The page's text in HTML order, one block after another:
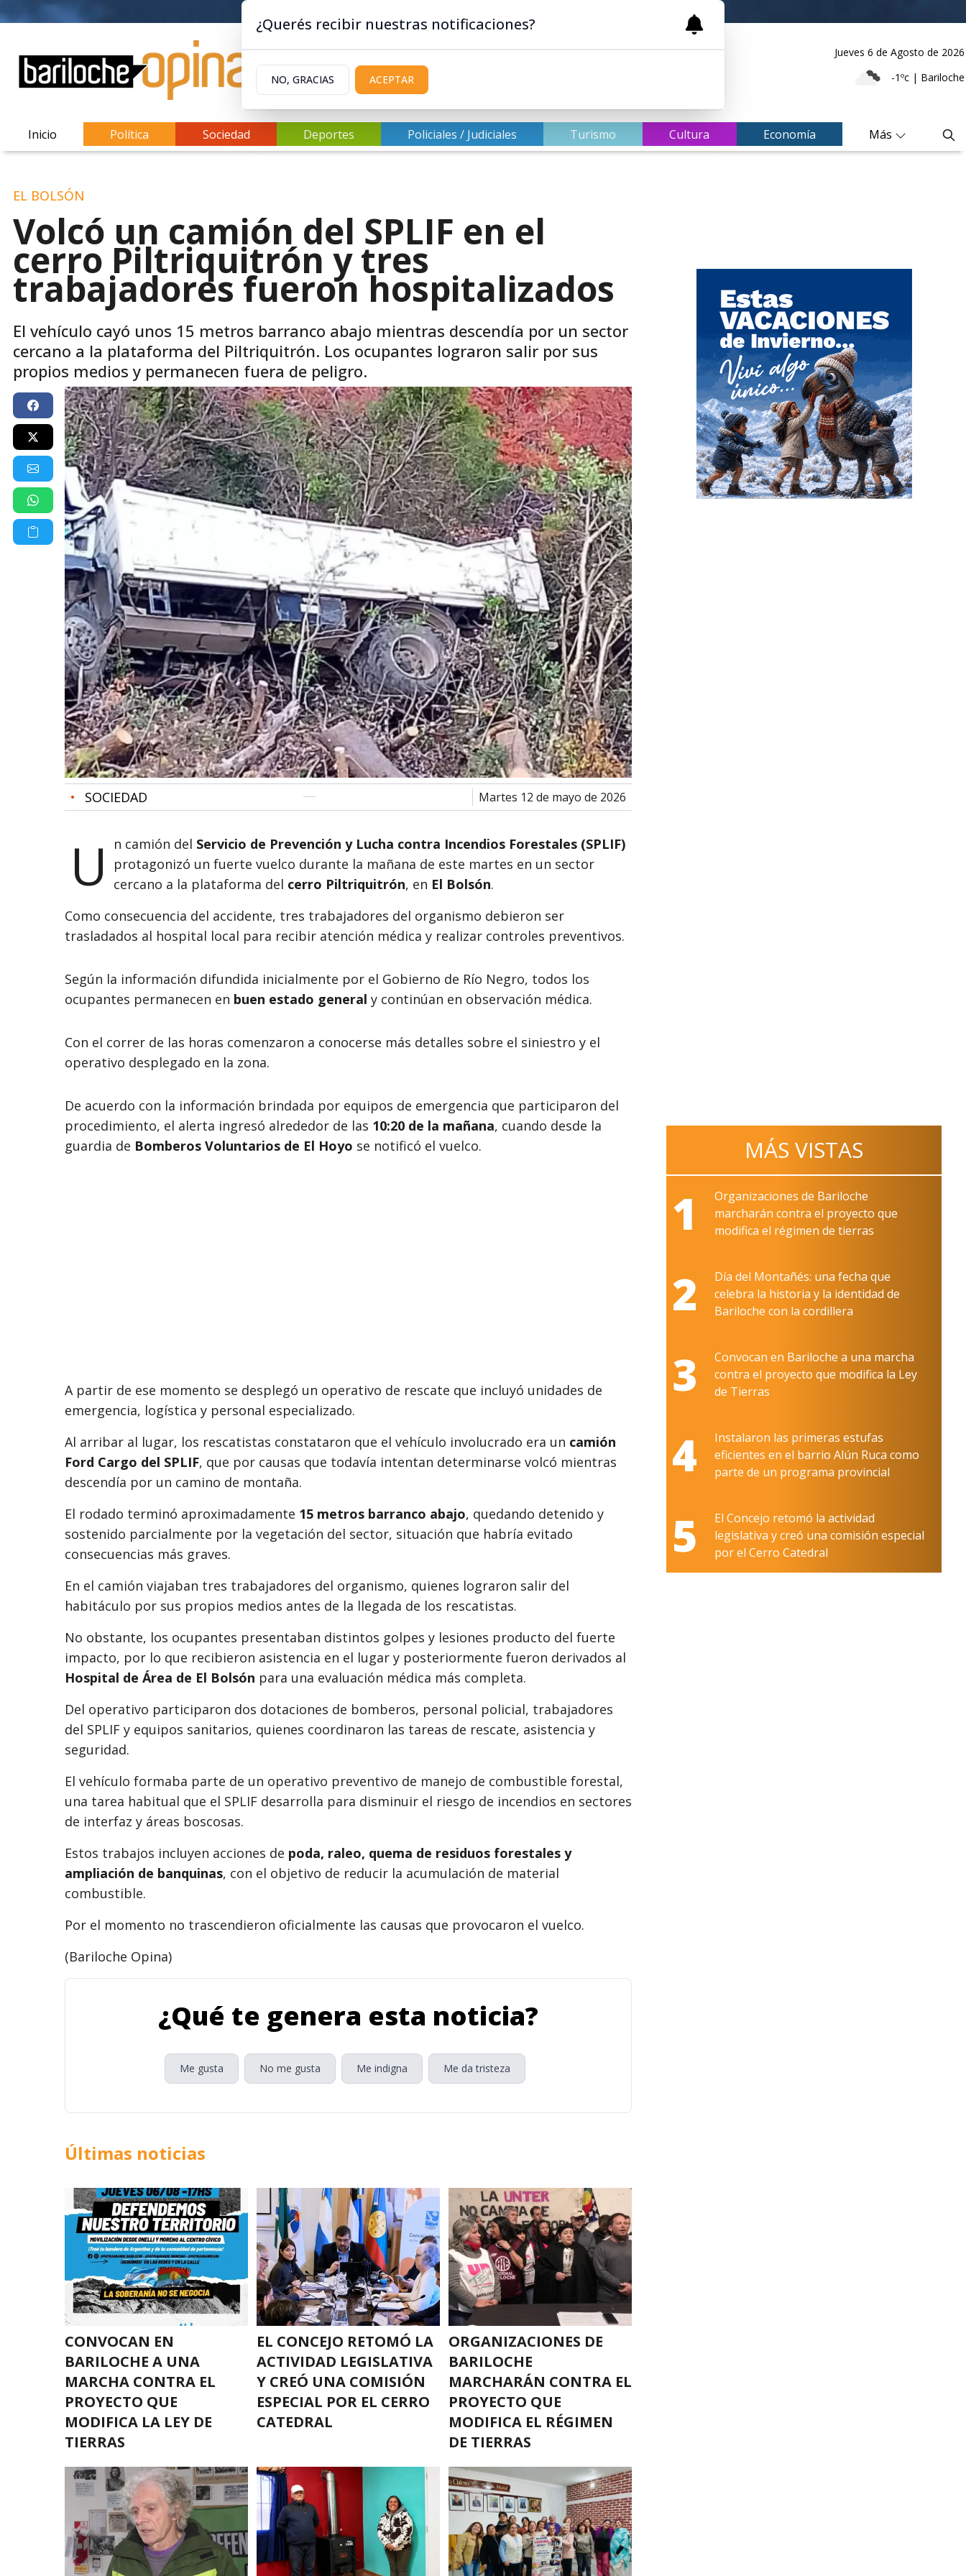
Jueves 6 de Agosto de 2026
-1ºc | Bariloche
Inicio Política Sociedad Deportes Policiales / Judiciales Turismo Cultura Economía Más
EL BOLSÓN
Volcó un camión del SPLIF en el
cerro Piltriquitrón y tres
trabajadores fueron hospitalizados
El vehículo cayó unos 15 metros barranco abajo mientras descendía por un sector
cercano a la plataforma del Piltriquitrón. Los ocupantes lograron salir por sus
propios medios y permanecen fuera de peligro.
• SOCIEDAD martes 12 de mayo de 2026
U n camión del Servicio de Prevención y Lucha contra Incendios Forestales (SPLIF)
protagonizó un fuerte vuelco durante la mañana de este martes en un sector
cercano a la plataforma del cerro Piltriquitrón, en El Bolsón.
Como consecuencia del accidente, tres trabajadores del organismo debieron ser
trasladados al hospital local para recibir atención médica y realizar controles preventivos.
Según la información difundida inicialmente por el Gobierno de Río Negro, todos los
ocupantes permanecen en buen estado general y continúan en observación médica.
Con el correr de las horas comenzaron a conocerse más detalles sobre el siniestro y el
operativo desplegado en la zona.
De acuerdo con la información brindada por equipos de emergencia que participaron del
procedimiento, el alerta ingresó alrededor de las 10:20 de la mañana, cuando desde la
guardia de Bomberos Voluntarios de El Hoyo se notificó el vuelco.
A partir de ese momento se desplegó un operativo de rescate que incluyó unidades de
emergencia, logística y personal especializado.
Al arribar al lugar, los rescatistas constataron que el vehículo involucrado era un camión
Ford Cargo del SPLIF, que por causas que todavía intentan determinarse volcó mientras
descendía por un camino de montaña.
El rodado terminó aproximadamente 15 metros barranco abajo, quedando detenido y
sostenido parcialmente por la vegetación del sector, situación que habría evitado
consecuencias más graves.
En el camión viajaban tres trabajadores del organismo, quienes lograron salir del
habitáculo por sus propios medios antes de la llegada de los rescatistas.
No obstante, los ocupantes presentaban distintos golpes y lesiones producto del fuerte
impacto, por lo que recibieron asistencia en el lugar y posteriormente fueron derivados al
Hospital de Área de El Bolsón para una evaluación médica más completa.
Del operativo participaron dos dotaciones de bomberos, personal policial, trabajadores
del SPLIF y equipos sanitarios, quienes coordinaron las tareas de rescate, asistencia y
seguridad.
El vehículo formaba parte de un operativo preventivo de manejo de combustible forestal,
una tarea habitual que el SPLIF desarrolla para disminuir el riesgo de incendios en sectores
de interfaz y áreas boscosas.
Estos trabajos incluyen acciones de poda, raleo, quema de residuos forestales y
ampliación de banquinas, con el objetivo de reducir la acumulación de material
combustible.
Por el momento no trascendieron oficialmente las causas que provocaron el vuelco.
(Bariloche Opina)
¿Qué te genera esta noticia?
Me gusta No me gusta Me indigna Me da tristeza
Últimas noticias
CONVOCAN EN
BARILOCHE A UNA
MARCHA CONTRA EL
PROYECTO QUE
MODIFICA LA LEY DE
TIERRAS
EL CONCEJO RETOMÓ LA
ACTIVIDAD LEGISLATIVA
Y CREÓ UNA COMISIÓN
ESPECIAL POR EL CERRO
CATEDRAL
ORGANIZACIONES DE
BARILOCHE
MARCHARÁN CONTRA EL
PROYECTO QUE
MODIFICA EL RÉGIMEN
DE TIERRAS
MÁS VISTAS
1
Organizaciones de Bariloche
marcharán contra el proyecto que
modifica el régimen de tierras
2
Día del Montañés: una fecha que
celebra la historia y la identidad de
Bariloche con la cordillera
3
Convocan en Bariloche a una marcha
contra el proyecto que modifica la Ley
de Tierras
4
Instalaron las primeras estufas
eficientes en el barrio Alún Ruca como
parte de un programa provincial
5
El Concejo retomó la actividad
legislativa y creó una comisión especial
por el Cerro Catedral
¿Querés recibir nuestras notificaciones?
NO, GRACIAS ACEPTAR